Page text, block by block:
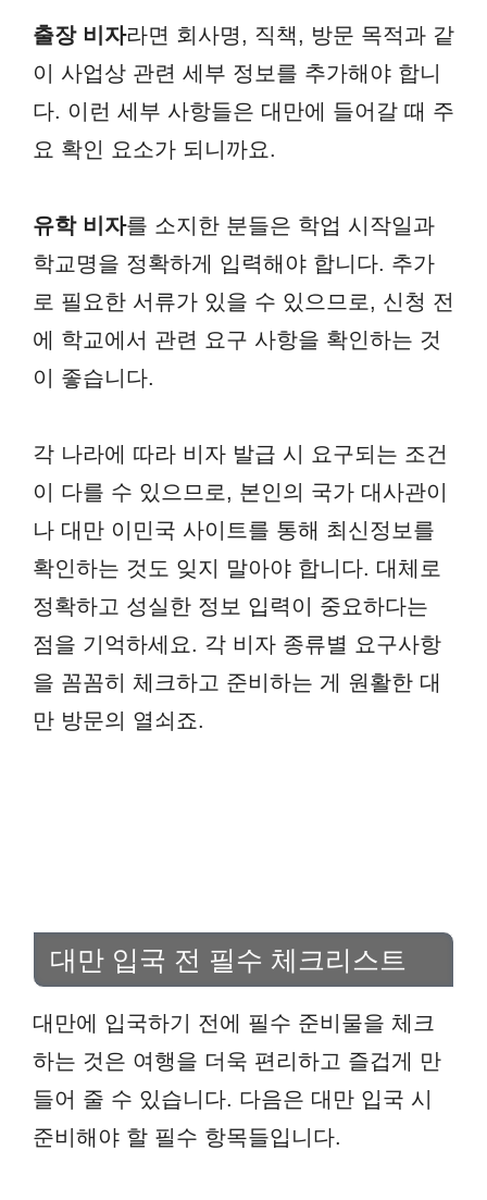
출장 비자라면 회사명, 직책, 방문 목적과 같
이 사업상 관련 세부 정보를 추가해야 합니
다. 이런 세부 사항들은 대만에 들어갈 때 주
요 확인 요소가 되니까요.
유학 비자를 소지한 분들은 학업 시작일과
학교명을 정확하게 입력해야 합니다. 추가
로 필요한 서류가 있을 수 있으므로, 신청 전
에 학교에서 관련 요구 사항을 확인하는 것
이 좋습니다.
각 나라에 따라 비자 발급 시 요구되는 조건
이 다를 수 있으므로, 본인의 국가 대사관이
나 대만 이민국 사이트를 통해 최신정보를
확인하는 것도 잊지 말아야 합니다. 대체로
정확하고 성실한 정보 입력이 중요하다는
점을 기억하세요. 각 비자 종류별 요구사항
을 꼼꼼히 체크하고 준비하는 게 원활한 대
만 방문의 열쇠죠.
대만 입국 전 필수 체크리스트
대만에 입국하기 전에 필수 준비물을 체크
하는 것은 여행을 더욱 편리하고 즐겁게 만
들어 줄 수 있습니다. 다음은 대만 입국 시
준비해야 할 필수 항목들입니다.